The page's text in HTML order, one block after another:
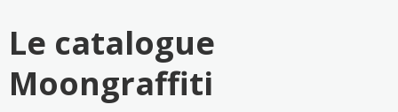
Le catalogue
Moongraffiti